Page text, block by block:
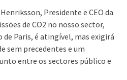
Presidente e CEO da
de CO2 no nosso sector,
Paris, é atingível, mas exigirá
sem precedentes e um
entre os sectores público e